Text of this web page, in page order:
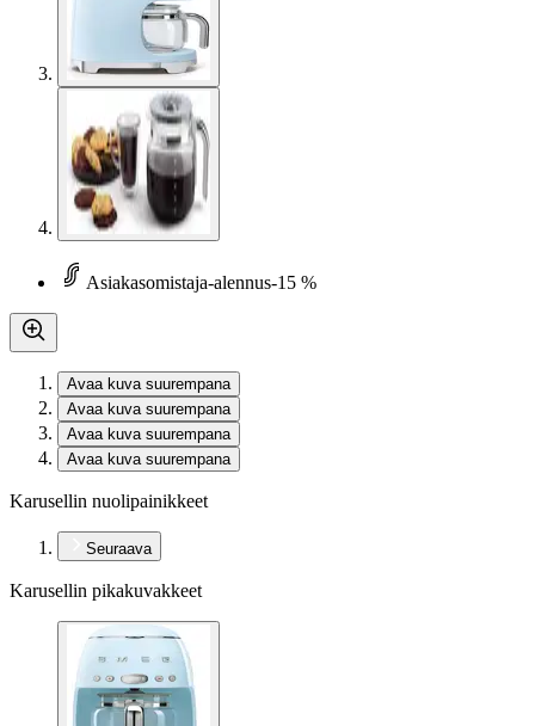
Asiakasomistaja-alennus-15 %
Avaa kuva suurempana
Avaa kuva suurempana
Avaa kuva suurempana
Avaa kuva suurempana
Karusellin nuolipainikkeet
Seuraava
Karusellin pikakuvakkeet